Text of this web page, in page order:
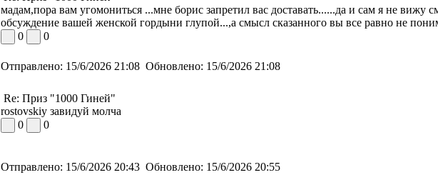
мадам,пора вам угомониться ...мне борис запретил вас доставать......да и сам я не вижу
обсуждение вашей женской гордыни глупой...,а смысл сказанного вы все равно не
0
0
Отправлено: 15/6/2026 21:08 Обновлено: 15/6/2026 21:08
Re: Приз "1000 Гиней"
rostovskiy завидуй молча
0
0
Отправлено: 15/6/2026 20:43 Обновлено: 15/6/2026 20:55